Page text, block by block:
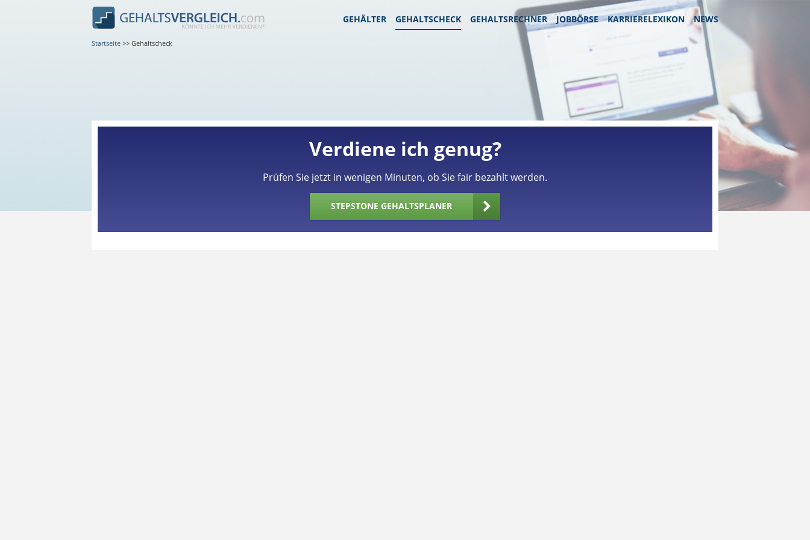
GEHÄLTER GEHALTSCHECK GEHALTSRECHNER JOBBÖRSE KARRIERELEXIKON NEWS
Startseite >> Gehaltscheck
Verdiene ich genug?
Prüfen Sie jetzt in wenigen Minuten, ob Sie fair bezahlt werden.
STEPSTONE GEHALTSPLANER